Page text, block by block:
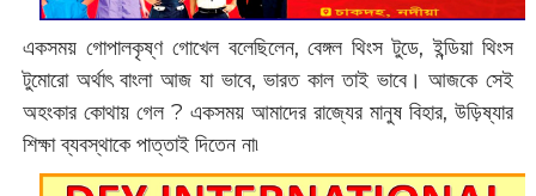
একসময় গোপালকৃষ্ণ গোখেল বলেছিলেন, বেঙ্গল থিংস টুডে, ইন্ডিয়া থিংস
টুমোরো অর্থাৎ বাংলা আজ যা ভাবে, ভারত কাল তাই ভাবে। আজকে সেই
অহংকার কোথায় গেল ? একসময় আমাদের রাজ্যের মানুষ বিহার, উড়িষ্যার
শিক্ষা ব্যবস্থাকে পাত্তাই দিতেন না৷